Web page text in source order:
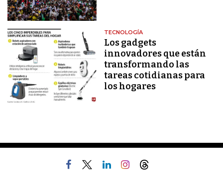
TECNOLOGÍA
Los gadgets
innovadores que están
transformando las
tareas cotidianas para
los hogares